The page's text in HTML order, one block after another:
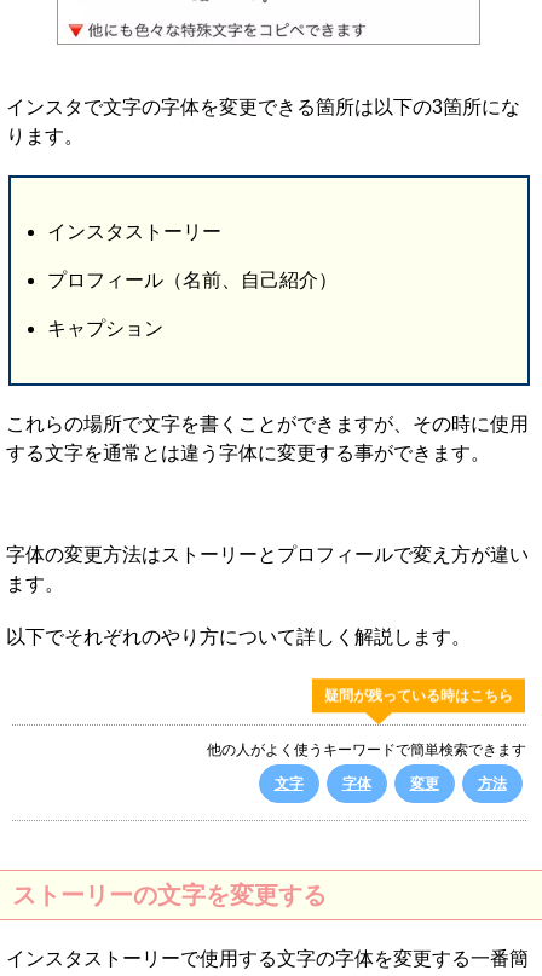
インスタで文字の字体を変更できる箇所は以下の3箇所にな
ります。
インスタストーリー
プロフィール（名前、自己紹介）
キャプション
これらの場所で文字を書くことができますが、その時に使用
する文字を通常とは違う字体に変更する事ができます。
字体の変更方法はストーリーとプロフィールで変え方が違い
ます。
以下でそれぞれのやり方について詳しく解説します。
疑問が残っている時はこちら
他の人がよく使うキーワードで簡単検索できます
文字
字体 変更 方法
ストーリーの文字を変更する
インスタストーリーで使用する文字の字体を変更する一番簡